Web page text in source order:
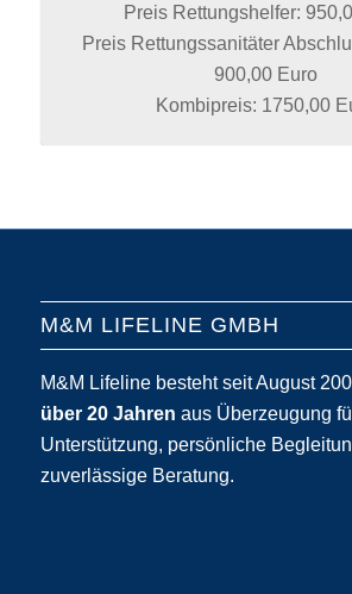
Preis Rettungshelfer:
Preis Rettungssanitäter
900,00 Euro
Kombipreis: 1750,00
M&M LIFELINE GMBH
M&M Lifeline besteht seit August
über 20 Jahren aus Überzeugung
Unterstützung, persönliche
zuverlässige Beratung.